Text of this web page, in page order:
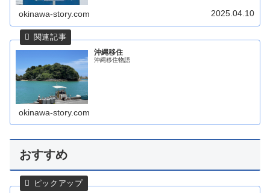
okinawa-story.com 2025.04.10
沖縄移住
沖縄移住物語
okinawa-story.com
おすすめ